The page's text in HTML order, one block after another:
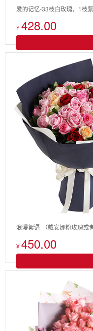
爱的记忆-33枝白玫瑰，1枝
¥428.00
浪漫絮语-（戴安娜粉玫瑰或
玫瑰6枝，红玫瑰6枝
¥450.00